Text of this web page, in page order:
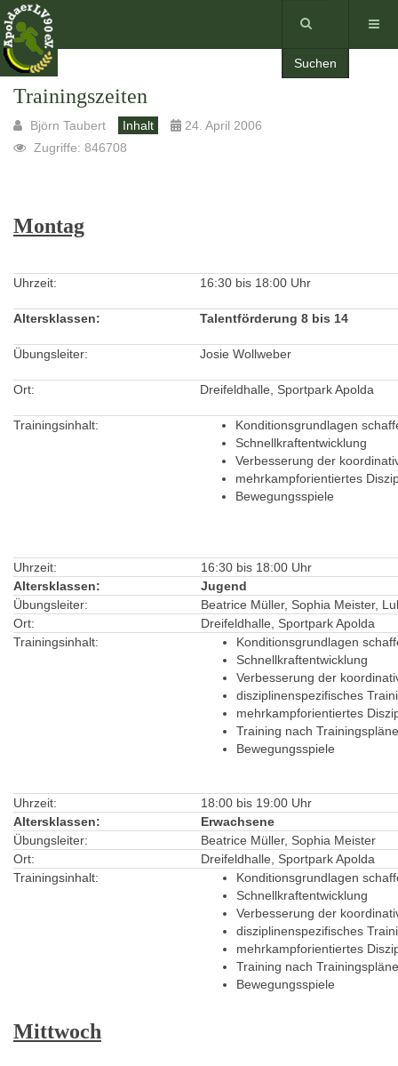
Suchen
Trainingszeiten
Björn Taubert Inhalt
24. April 2006
Zugriffe: 846708
Montag
Uhrzeit: 16:30 bis 18:00 Uhr
Altersklassen: Talentförderung 8 bis 14
Übungsleiter: Josie Wollweber
Ort: Dreifeldhalle, Sportpark Apolda
Trainingsinhalt:
Konditionsgrundlagen
Schnellkraftentwicklung
Verbesserung der
mehrkampforientiertes
Bewegungsspiele
Uhrzeit:
16:30 bis 18:00 Uhr
Altersklassen:
Jugend
Übungsleiter:
Beatrice Müller, Sophia Meister,
Ort:
Dreifeldhalle, Sportpark Apolda
Trainingsinhalt:
Konditionsgrundlagen
Schnellkraftentwicklung
Verbesserung der
disziplinenspezifisches
mehrkampforientiertes
Training nach
Bewegungsspiele
Uhrzeit:
18:00 bis 19:00 Uhr
Altersklassen:
Erwachsene
Übungsleiter:
Beatrice Müller, Sophia Meister
Ort:
Dreifeldhalle, Sportpark Apolda
Trainingsinhalt:
Konditionsgrundlagen
Schnellkraftentwicklung
Verbesserung der
disziplinenspezifisches
mehrkampforientiertes
Training nach
Bewegungsspiele
Mittwoch